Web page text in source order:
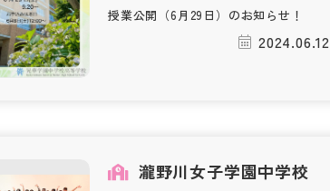
授業公開（6月29日）のお知らせ！
2024.06.12
瀧野川女子学園中学校